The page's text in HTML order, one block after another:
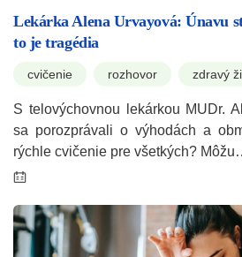
Lekárka Alena Urvayová: Únavu
to je tragédia
cvičenie rozhovor zdravý
S telovýchovnou lekárkou MUDr.
sa porozprávali o výhodách a
rýchle cvičenie pre všetkých?